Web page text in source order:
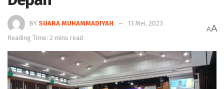
BY SUARA MUHAMMADIYAH
13 Mei, 2023
Reading Time: 2 mins read
AA